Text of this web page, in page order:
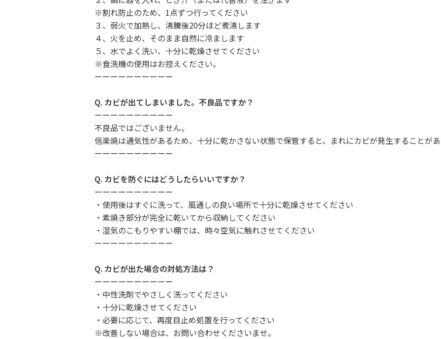
※割れ防止のため、1点ずつ行ってください
３、弱火で加熱し、沸騰後20分ほど煮沸します
４、火を止め、そのまま自然に冷まします
５、水でよく洗い、十分に乾燥させてください
※食洗機の使用はお控えください。
ーーーーーーーーーー
Q. カビが出てしまいました。不良品ですか？
ーーーーーーーーーー
不良品ではございません。
信楽焼は通気性があるため、十分に乾かさない状態で保管すると、まれにカビが発生することが
ーーーーーーーーーー
Q. カビを防ぐにはどうしたらいいですか？
ーーーーーーーーーー
・使用後はすぐに洗って、風通しの良い場所で十分に乾燥させてください
・素焼き部分が完全に乾いてから収納してください
・湿気のこもりやすい棚では、時々空気に触れさせてください
ーーーーーーーーーー
Q. カビが出た場合の対処方法は？
ーーーーーーーーーー
・中性洗剤でやさしく洗ってください
・十分に乾燥させてください
・必要に応じて、再度目止め処置を行ってください
※改善しない場合は、お問い合わせくださいませ。